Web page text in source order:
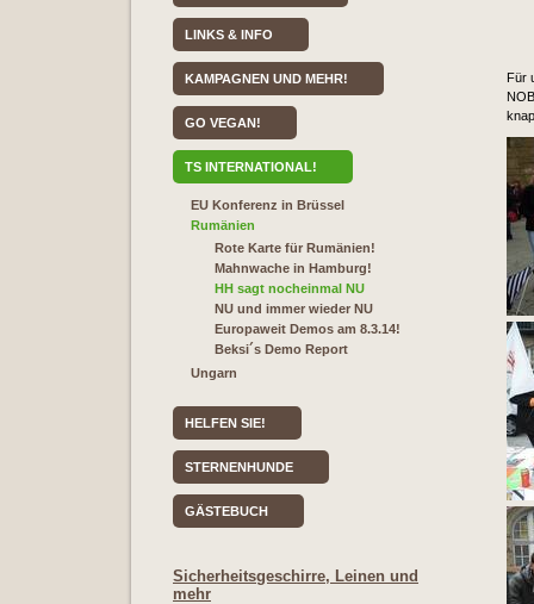
LINKS & INFO
KAMPAGNEN UND MEHR!
GO VEGAN!
TS INTERNATIONAL!
EU Konferenz in Brüssel
Rumänien
Rote Karte für Rumänien!
Mahnwache in Hamburg!
HH sagt nocheinmal NU
NU und immer wieder NU
Europaweit Demos am 8.3.14!
Beksi´s Demo Report
Ungarn
HELFEN SIE!
STERNENHUNDE
GÄSTEBUCH
Sicherheitsgeschirre, Leinen und
mehr
Für